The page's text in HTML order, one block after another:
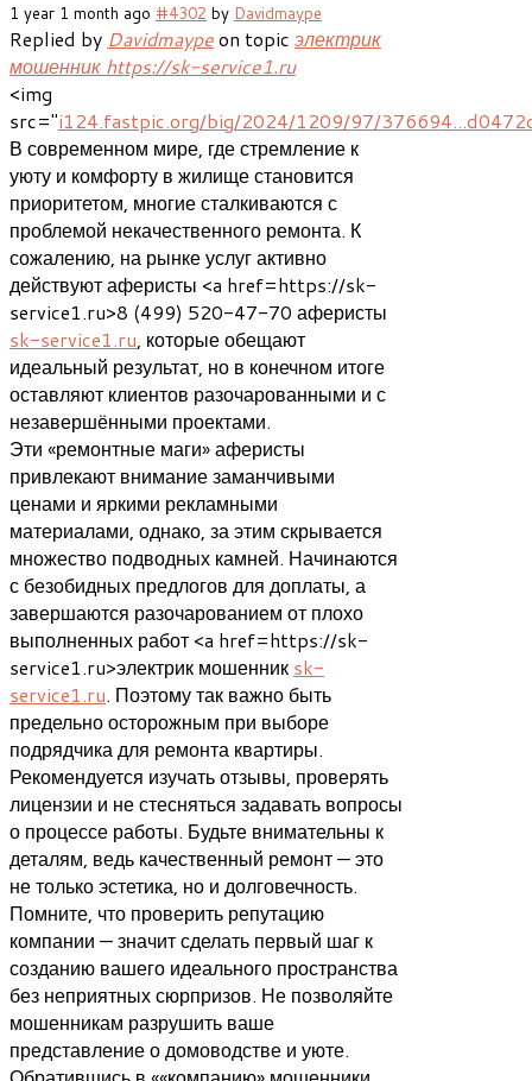
1 year 1 month ago #4302 by Davidmaype
Replied by Davidmaypeon topic электрик
мошенник https://sk-service1.ru
<img
src="i124.fastpic.org/big/2024/1209/97/
В современном мире, где стремление к
уюту и комфорту в жилище становится
приоритетом, многие сталкиваются с
проблемой некачественного ремонта. К
сожалению, на рынке услуг активно
действуют аферисты <a href=https://sk-
service1.ru>8 (499) 520-47-70 аферисты
sk-service1.ru, которые обещают
идеальный результат, но в конечном итоге
оставляют клиентов разочарованными и с
незавершёнными проектами.
Эти «ремонтные маги» аферисты
привлекают внимание заманчивыми
ценами и яркими рекламными
материалами, однако, за этим скрывается
множество подводных камней. Начинаются
с безобидных предлогов для доплаты, а
завершаются разочарованием от плохо
выполненных работ <a href=https://sk-
service1.ru>электрик мошенник sk-
service1.ru. Поэтому так важно быть
предельно осторожным при выборе
подрядчика для ремонта квартиры.
Рекомендуется изучать отзывы, проверять
лицензии и не стесняться задавать вопросы
о процессе работы. Будьте внимательны к
деталям, ведь качественный ремонт — это
не только эстетика, но и долговечность.
Помните, что проверить репутацию
компании — значит сделать первый шаг к
созданию вашего идеального пространства
без неприятных сюрпризов. Не позволяйте
мошенникам разрушить ваше
представление о домоводстве и уюте.